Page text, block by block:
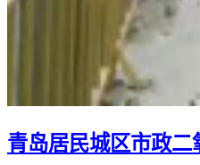
青岛居民城区市政